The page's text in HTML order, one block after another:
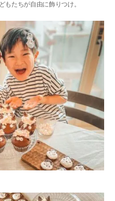
もたちが自由に飾りつけ。